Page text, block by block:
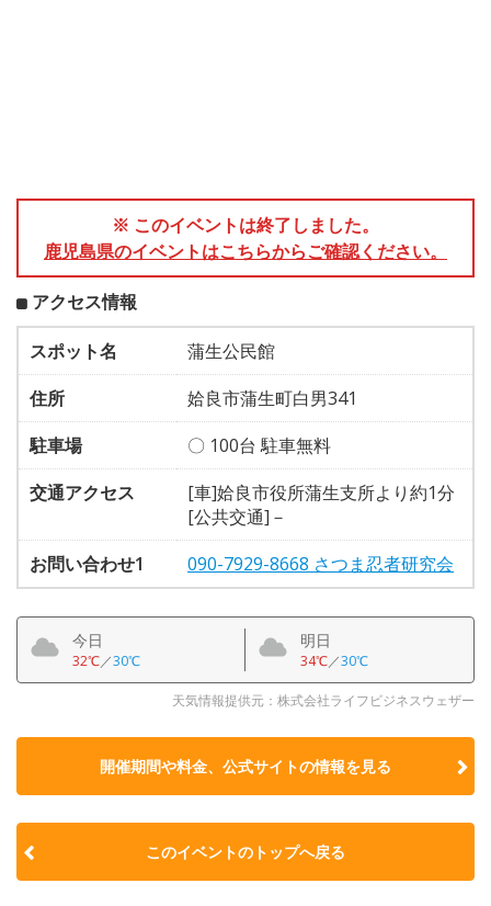
※ このイベントは終了しました。
鹿児島県のイベントはこちらからご確認ください。
アクセス情報
スポット名
蒲生公民館
住所
姶良市蒲生町白男341
駐車場
〇 100台 駐車無料
交通アクセス
[車]姶良市役所蒲生支所より約1分
[公共交通]－
お問い合わせ1
090-7929-8668 さつま忍者研究会
今日
32℃／30℃
明日
34℃／30℃
天気情報提供元：株式会社ライフビジネスウェザー
開催期間や料金、公式サイトの情報を見る
このイベントのトップへ戻る